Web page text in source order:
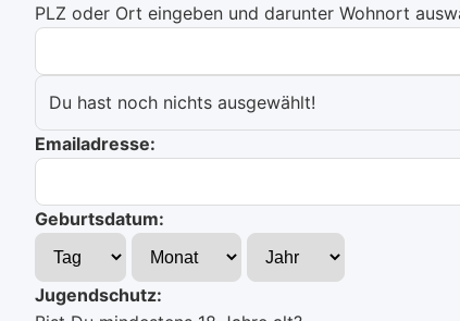
PLZ oder Ort eingeben und darunter Wohnort
Du hast noch nichts ausgewählt!
Emailadresse:
Geburtsdatum:
Jugendschutz: